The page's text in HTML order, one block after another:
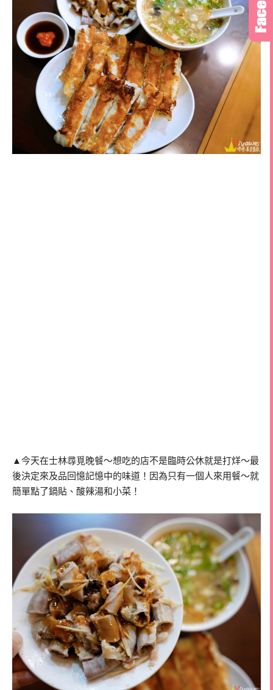
▲今天在士林尋覓晚餐～想吃的店不是臨時公休就是打烊～最
後決定來及品回憶記憶中的味道！因為只有一個人來用餐～就
簡單點了鍋貼、酸辣湯和小菜！